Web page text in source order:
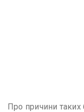
Про причини таких